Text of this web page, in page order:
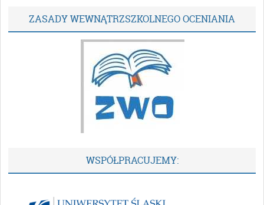
ZASADY WEWNĄTRZSZKOLNEGO OCENIANIA
WSPÓŁPRACUJEMY: